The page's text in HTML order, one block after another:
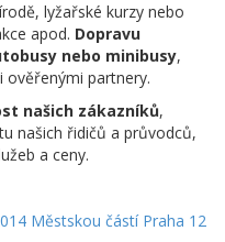
lyžařské kurzy nebo
apod. Dopravu
nebo minibusy,
ověřenými partnery.
našich zákazníků,
našich řidičů a průvodců,
a ceny.
Městskou částí Praha 12